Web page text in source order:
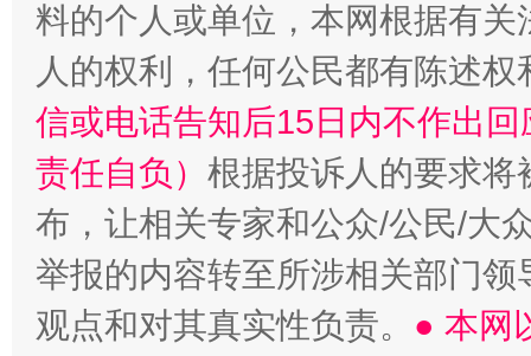
料的个人或单位，本网根据有
人的权利，任何公民都有陈述
信或电话告知后15日内不作出
责任自负） 根据投诉人的要求将
布，让相关专家和公众/公民/大
举报的内容转至所涉相关部门
观点和对其真实性负责。 ● 本网